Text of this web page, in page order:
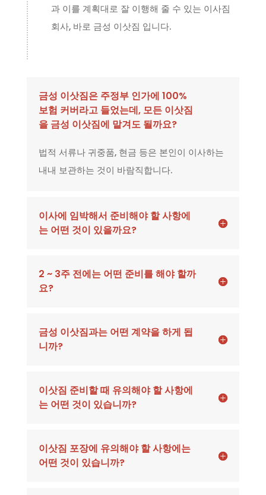
과 이를 계획대로 잘 이행해 줄 수 있는 이사짐
회사, 바로 금성 이삿짐 입니다.
금성 이삿짐은 주정부 인가에 100%
보험 커버라고 들었는데, 모든 이삿짐
을 금성 이삿짐에 맡겨도 될까요?
법적 서류나 귀중품, 현금 등은 본인이 이사하는
내내 보관하는 것이 바람직합니다.
이사에 임박해서 준비해야 할 사항에
는 어떤 것이 있을까요?
2 ~ 3주 전에는 어떤 준비를 해야 할까
요?
금성 이삿짐과는 어떤 계약을 하게 됩
니까?
이삿짐 준비할 때 유의해야 할 사항에
는 어떤 것이 있습니까?
이삿짐 포장에 유의해야 할 사항에는
어떤 것이 있습니까?